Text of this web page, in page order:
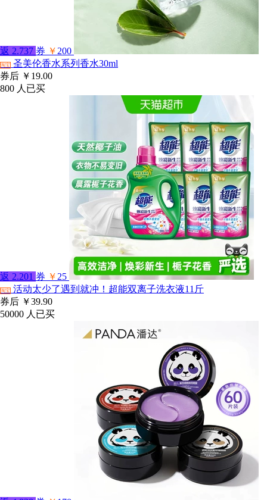
返 2.737 券 ￥ 200
淘宝 圣美伦香水系列香水30ml
券后 ￥19.00
800 人已买
返 2.201 券 ￥ 25
淘宝 活动太少了遇到就冲！超能双离子洗衣液11斤
券后 ￥39.90
50000 人已买